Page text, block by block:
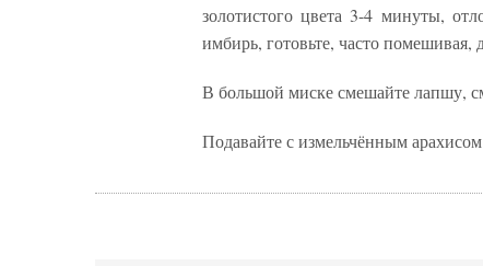
золотистого цвета 3-4 минуты,
имбирь, готовьте, часто помешивая,
В большой миске смешайте лапшу,
Подавайте с измельчённым